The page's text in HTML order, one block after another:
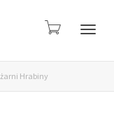
Hrabiny